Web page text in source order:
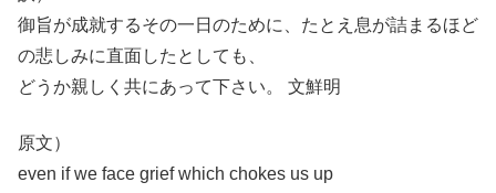
御旨が成就するその一日のために、たとえ息が詰まるほど
の悲しみに直面したとしても、
どうか親しく共にあって下さい。 文鮮明
原文）
even if we face grief which chokes us up